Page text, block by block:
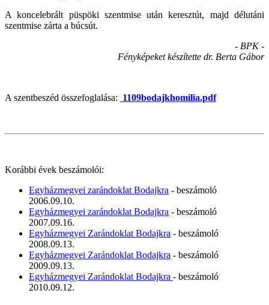
A koncelebrált püspöki szentmise után keresztút, majd délutáni
szentmise zárta a búcsút.
- BPK -
Fényképeket készítette dr. Berta Gábor
A szentbeszéd összefoglalása: 1109bodajkhomilia.pdf
Korábbi évek beszámolói:
Egyházmegyei zarándoklat Bodajkra - beszámoló
2006.09.10.
Egyházmegyei zarándoklat Bodajkra - beszámoló
2007.09.16.
Egyházmegyei Zarándoklat Bodajkra - beszámoló
2008.09.13.
Egyházmegyei Zarándoklat Bodajkra - beszámoló
2009.09.13.
Egyházmegyei Zarándoklat Bodajkra - beszámoló
2010.09.12.